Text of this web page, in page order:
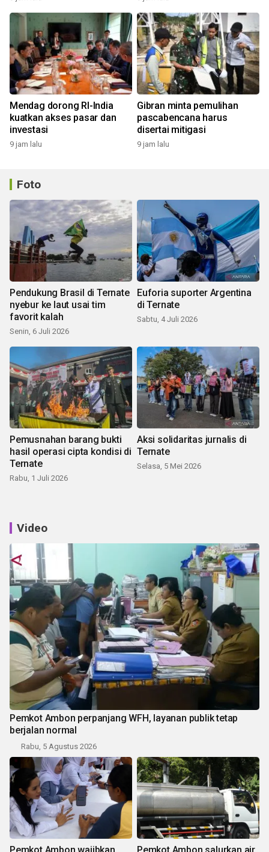
Mendag dorong RI-India
kuatkan akses pasar dan
investasi
9 jam lalu
Gibran minta pemulihan
pascabencana harus
disertai mitigasi
9 jam lalu
Foto
Pendukung Brasil di Ternate
nyebur ke laut usai tim
favorit kalah
Senin, 6 Juli 2026
Euforia suporter Argentina
di Ternate
Sabtu, 4 Juli 2026
Pemusnahan barang bukti
hasil operasi cipta kondisi di
Ternate
Rabu, 1 Juli 2026
Aksi solidaritas jurnalis di
Ternate
Selasa, 5 Mei 2026
Video
Pemkot Ambon perpanjang WFH, layanan publik tetap
berjalan normal
Rabu, 5 Agustus 2026